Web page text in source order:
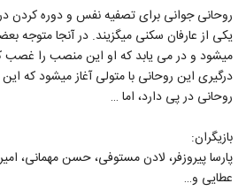
روحانی جوانی برای تصفیه نفس و دوره کردن
یکی از عارفان سکنی میگزیند. در آنجا متوجه
میشود و در می یابد که او این منصب را
درگیری این روحانی با متولی آغاز میشود که
روحانی در پی دارد، اما …
بازیگران:
پارسا پیروزفر، لادن مستوفی، حسن مهمانی،
عطایی و…